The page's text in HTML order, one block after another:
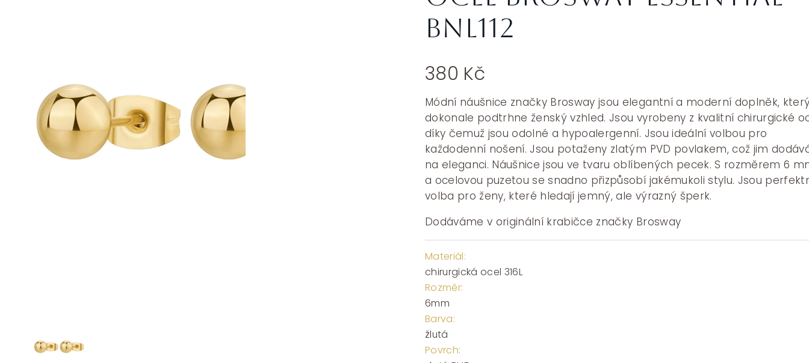
BNL112
380 Kč
Módní náušnice značky Brosway jsou elegantní a moderní doplněk,
dokonale podtrhne ženský vzhled. Jsou vyrobeny z kvalitní chirurgické
díky čemuž jsou odolné a hypoalergenní. Jsou ideální volbou pro
každodenní nošení. Jsou potaženy zlatým PVD povlakem, což jim
na eleganci. Náušnice jsou ve tvaru oblíbených pecek. S rozměrem 6
a ocelovou puzetou se snadno přizpůsobí jakémukoli stylu. Jsou
volba pro ženy, které hledají jemný, ale výrazný šperk.
Dodáváme v originální krabičce značky Brosway
Materiál:
chirurgická ocel 316L
Rozměr:
6mm
Barva:
žlutá
Povrch: